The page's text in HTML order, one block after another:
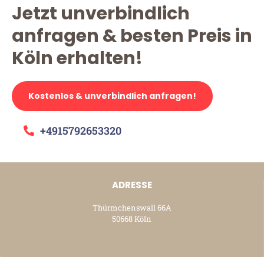
Jetzt unverbindlich
anfragen & besten Preis in
Köln erhalten!
Kostenlos & unverbindlich anfragen!
+4915792653320
ADRESSE
Thürmchenswall 66A
50668 Köln